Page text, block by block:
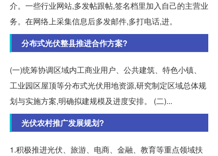
介。一些行业网站,多发帖跟帖,签名档里加入自己的主营业
务。在网络上采集信息后多发邮件,多打电话,进。
分布式光伏整县推进合作方案?
(一)统筹协调区域内工商业用户、公共建筑、特色小镇、
工业园区屋顶等分布式光伏用地资源,研究制定区域总体规
划与实施方案,明确拟建规模及进度安排。 (二)...
光伏农村推广发展规划?
1.积极推进光伏、旅游、电商、金融、教育等重点领域扶